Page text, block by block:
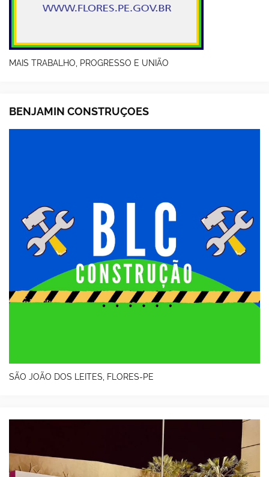
MAIS TRABALHO, PROGRESSO E UNIÃO
BENJAMIN CONSTRUÇOES
SÃO JOÃO DOS LEITES, FLORES-PE